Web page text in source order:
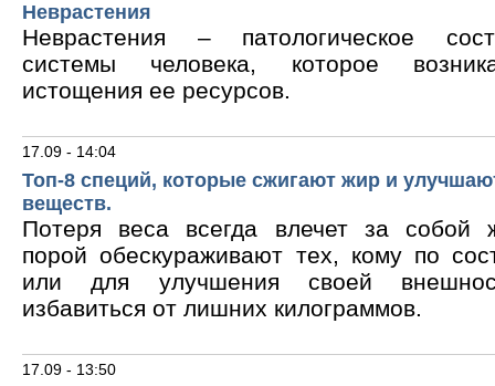
Неврастения
Неврастения – патологическое
системы человека, которое
истощения ее ресурсов.
17.09 - 14:04
Топ-8 специй, которые сжигают жир и
веществ.
Потеря веса всегда влечет за собой
порой обескураживают тех, кому по
или для улучшения своей
избавиться от лишних килограммов.
17.09 - 13:50